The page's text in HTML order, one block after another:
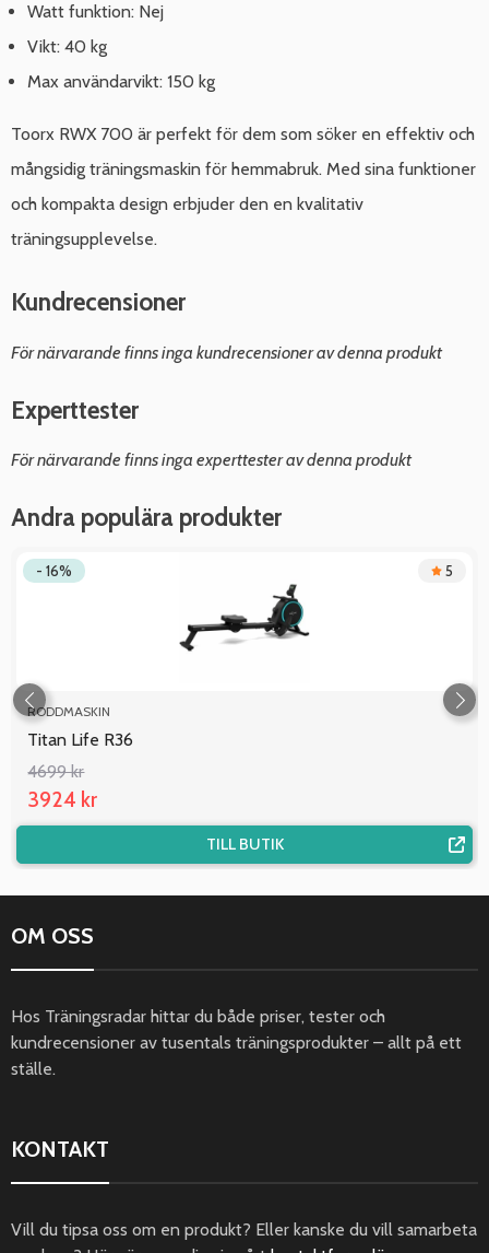
Watt funktion: Nej
Vikt: 40 kg
Max användarvikt: 150 kg
Toorx RWX 700 är perfekt för dem som söker en effektiv och
mångsidig träningsmaskin för hemmabruk. Med sina funktioner
och kompakta design erbjuder den en kvalitativ
träningsupplevelse.
Kundrecensioner
För närvarande finns inga kundrecensioner av denna produkt
Experttester
För närvarande finns inga experttester av denna produkt
Andra populära produkter
- 16% 5
RODDMASKIN
Titan Life R36
4699 kr
3924 kr
TILL BUTIK
OM OSS
Hos Träningsradar hittar du både priser, tester och
kundrecensioner av tusentals träningsprodukter – allt på ett
ställe.
KONTAKT
Vill du tipsa oss om en produkt? Eller kanske du vill samarbeta